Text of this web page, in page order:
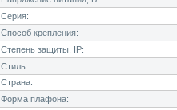
Серия:
Способ крепления:
Степень защиты, IP:
Стиль:
Страна:
Форма плафона: